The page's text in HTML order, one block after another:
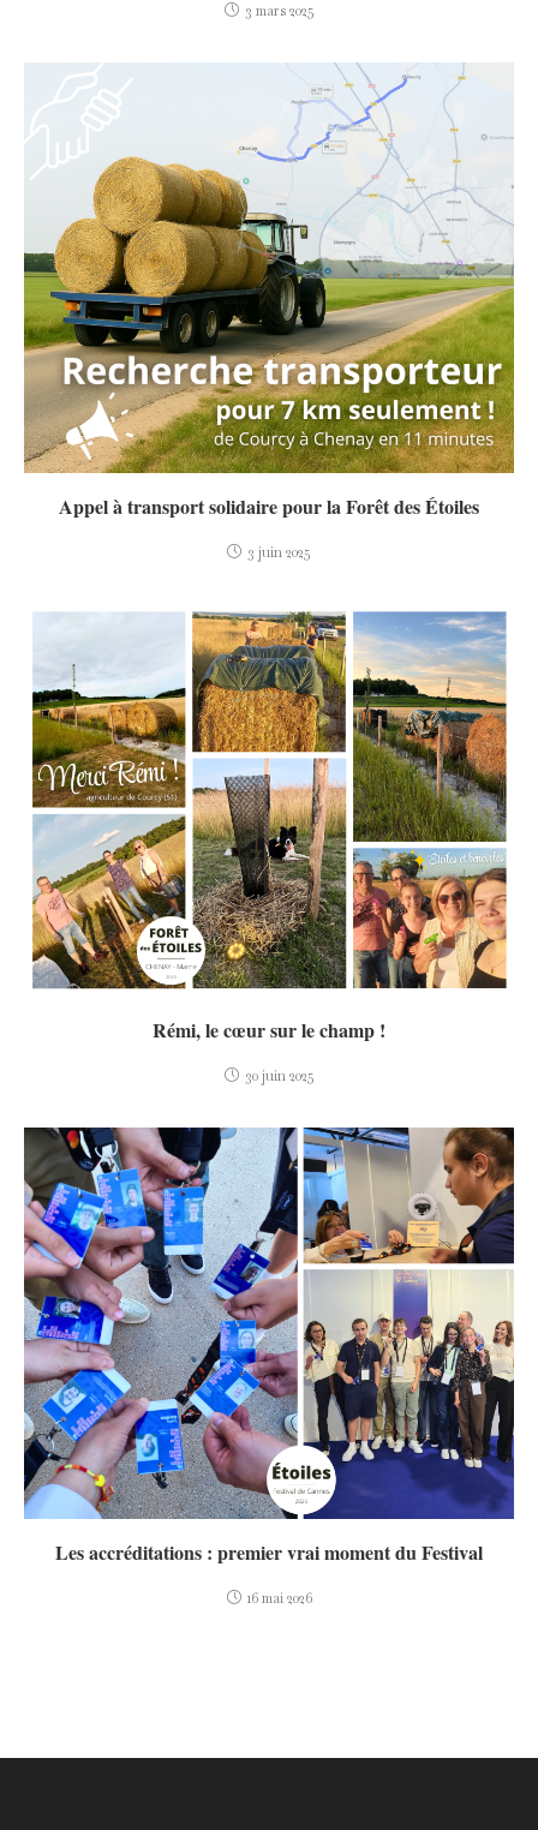
3 mars 2025
Appel à transport solidaire pour la Forêt des Étoiles
3 juin 2025
Rémi, le cœur sur le champ !
30 juin 2025
Les accréditations : premier vrai moment du Festival
16 mai 2026